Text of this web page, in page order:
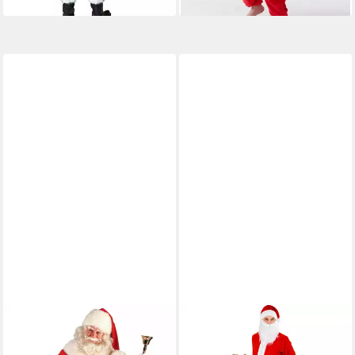
Kostüm Hochwertiges